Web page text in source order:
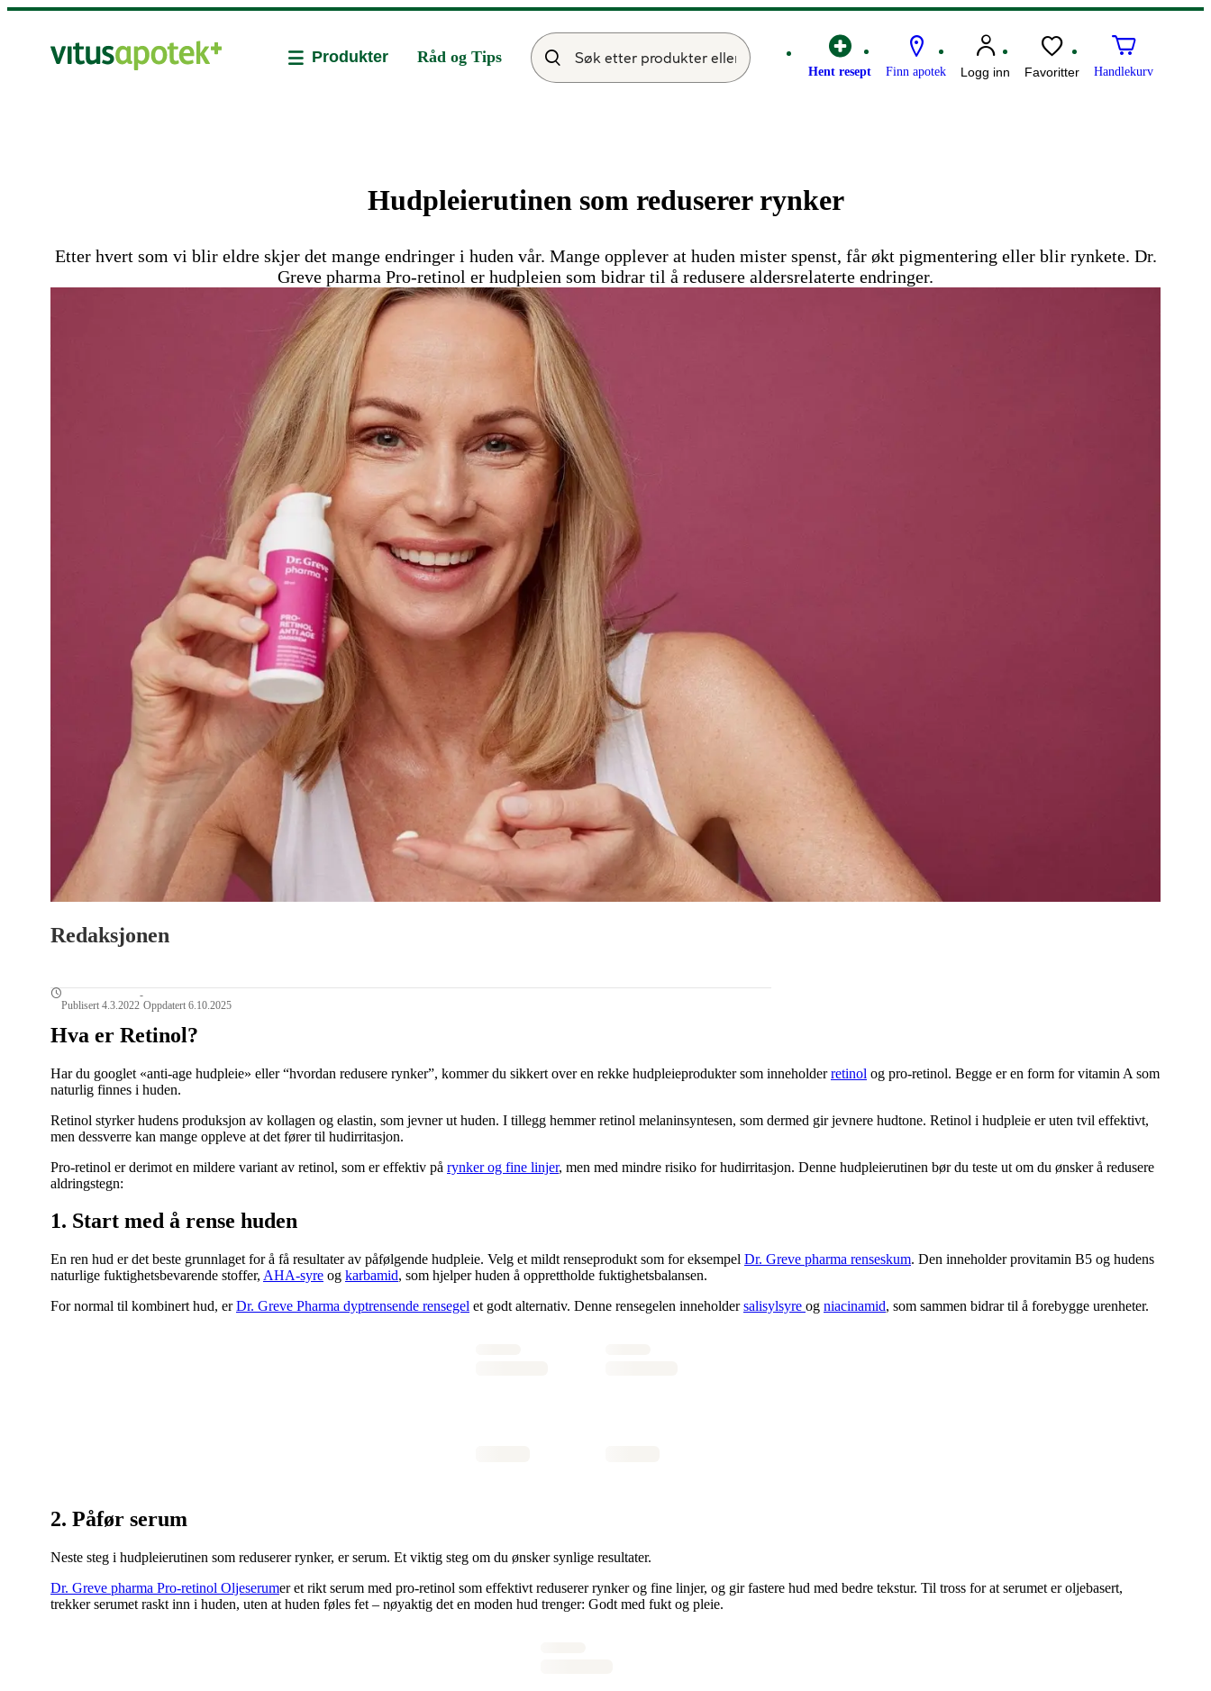
Hent resept Finn apotek Logg inn Favoritter Handlekurv
Produkter Råd og Tips
Hudpleierutinen som reduserer rynker
Etter hvert som vi blir eldre skjer det mange endringer i huden vår. Mange opplever at huden mister spenst, får økt pigmentering eller blir rynkete. Dr.
Greve pharma Pro-retinol er hudpleien som bidrar til å redusere aldersrelaterte endringer.
Redaksjonen
Publisert 4.3.2022
-
Oppdatert 6.10.2025
Hva er Retinol?
Har du googlet «anti-age hudpleie» eller “hvordan redusere rynker”, kommer du sikkert over en rekke hudpleieprodukter som inneholderretinol og pro-retinol. Begge er en form for vitamin A som
naturlig finnes i huden.
Retinol styrker hudens produksjon av kollagen og elastin, som jevner ut huden. I tillegg hemmer retinol melaninsyntesen, som dermed gir jevnere hudtone. Retinol i hudpleie er uten tvil effektivt,
men dessverre kan mange oppleve at det fører til hudirritasjon.
Pro-retinol er derimot en mildere variant av retinol, som er effektiv på rynker og fine linjer, men med mindre risiko for hudirritasjon. Denne hudpleierutinen bør du teste ut om du ønsker å redusere
aldringstegn:
1. Start med å rense huden
En ren hud er det beste grunnlaget for å få resultater av påfølgende hudpleie. Velg et mildt renseprodukt som for eksempel Dr. Greve pharma renseskum. Den inneholder provitamin B5 og hudens
naturlige fuktighetsbevarende stoffer, AHA-syre og karbamid, som hjelper huden å opprettholde fuktighetsbalansen.
For normal til kombinert hud, erDr. Greve Pharma dyptrensende rensegel et godt alternativ. Denne rensegelen inneholdersalisylsyre og niacinamid, som sammen bidrar til å forebygge urenheter.
2. Påfør serum
Neste steg i hudpleierutinen som reduserer rynker, er serum. Et viktig steg om du ønsker synlige resultater.
Dr. Greve pharma Pro-retinol Oljeserumer et rikt serum med pro-retinol som effektivt reduserer rynker og fine linjer, og gir fastere hud med bedre tekstur. Til tross for at serumet er oljebasert,
trekker serumet raskt inn i huden, uten at huden føles fet – nøyaktig det en moden hud trenger: Godt med fukt og pleie.